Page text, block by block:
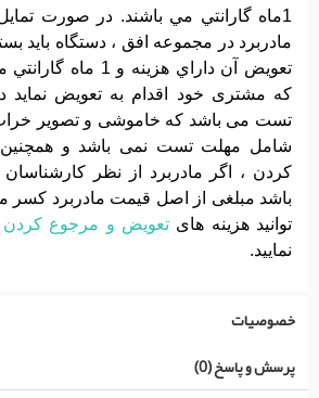
1ماه گارانتي مي باشند. در صورت
مادربرد در مجموعه افق ، دستگاه بايد
تعويض آن داراي هزينه
که مشتری خود اقدام به تعویض نماید
تست می باشد که خاموشی و تصویر خراب
شامل مهلت تست نمی باشد و
کردن ، اگر مادربرد از نظر
باشد مبلغی از اصل قیمت مادربرد
توانید هزینه های تعویض و مرجوع کردن
نمایید.
خصوصیات
پرسش و پاسخ (0)